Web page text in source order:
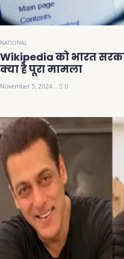
NATIONAL
Wikipedia को भारत
क्या है पूरा मामला
November 5, 2024 0